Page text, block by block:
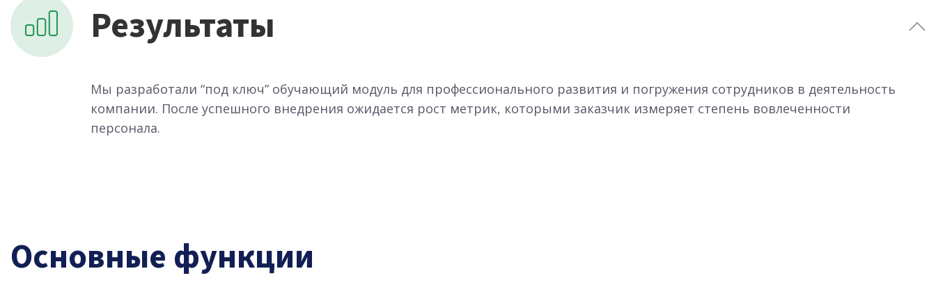
Результаты
Мы разработали “под ключ” обучающий модуль для профессионального развития и погружения сотрудников в деятельность
компании. После успешного внедрения ожидается рост метрик, которыми заказчик измеряет степень вовлеченности
персонала.
Основные функции